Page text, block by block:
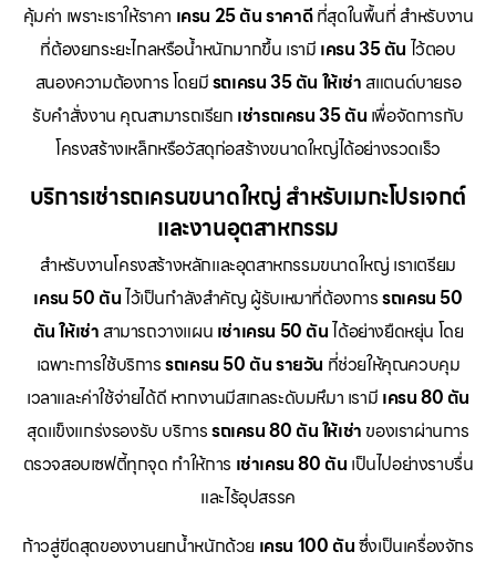
คุ้มค่า เพราะเราให้ราคา เครน 25 ตัน ราคาดีที่สุดในพื้นที่ สำหรับงาน
ที่ต้องยกระยะไกลหรือน้ำหนักมากขึ้น เรามี เครน 35 ตัน ไว้ตอบ
สนองความต้องการ โดยมีรถเครน 35 ตัน ให้เช่า สแตนด์บายรอ
รับคำสั่งงาน คุณสามารถเรียก เช่ารถเครน 35 ตัน เพื่อจัดการกับ
โครงสร้างเหล็กหรือวัสดุก่อสร้างขนาดใหญ่ได้อย่างรวดเร็ว
บริการเช่ารถเครนขนาดใหญ่ สำหรับเมกะโปรเจกต์
และงานอุตสาหกรรม
สำหรับงานโครงสร้างหลักและอุตสาหกรรมขนาดใหญ่ เราเตรียม
เครน 50 ตันไว้เป็นกำลังสำคัญ ผู้รับเหมาที่ต้องการรถเครน 50
ตัน ให้เช่า สามารถวางแผน เช่าเครน 50 ตันได้อย่างยืดหยุ่น โดย
เฉพาะการใช้บริการรถเครน 50 ตัน รายวัน ที่ช่วยให้คุณควบคุม
เวลาและค่าใช้จ่ายได้ดี หากงานมีสเกลระดับมหึมา เรามี เครน 80 ตัน
สุดแข็งแกร่งรองรับ บริการรถเครน 80 ตัน ให้เช่า ของเราผ่านการ
ตรวจสอบเซฟตี้ทุกจุด ทำให้การ เช่าเครน 80 ตัน เป็นไปอย่างราบรื่น
และไร้อุปสรรค
ก้าวสู่ขีดสุดของงานยกน้ำหนักด้วย เครน 100 ตันซึ่งเป็นเครื่องจักร